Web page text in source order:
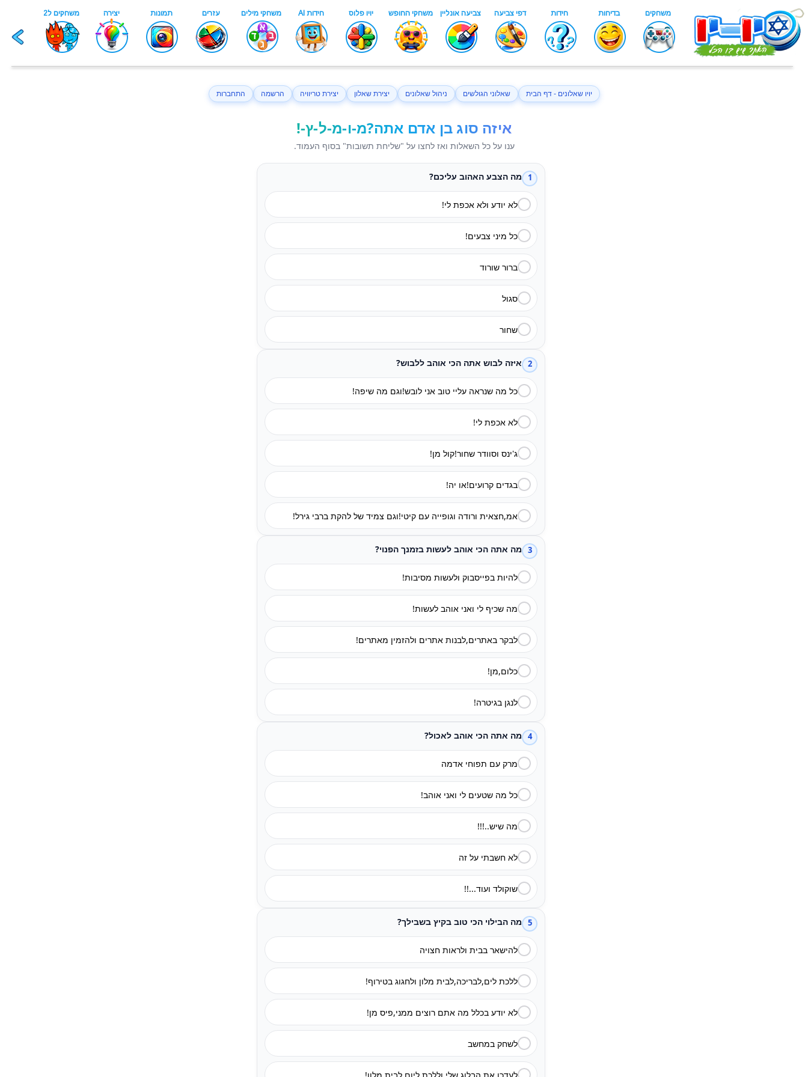
יויו שאלונים - דף הבית שאלוני הגולשים ניהול שאלונים יצירת שאלון יצירת טריוויה הרשמה התחברות
איזה סוג בן אדם אתה?מ-ו-מ-ל-ץ-!
ענו על כל השאלות ואז לחצו על "שליחת תשובות" בסוף העמוד.
1 מה הצבע האהוב עליכם?
לא יודע ולא אכפת לי!
כל מיני צבעים!
ברור שורוד
סגול
שחור
2 איזה לבוש אתה הכי אוהב ללבוש?
כל מה שנראה עליי טוב אני לובש!וגם מה שיפה!
לא אכפת לי!
ג'ינס וסוודר שחור!קול מן!
בגדים קרועים!או יה!
אמ,חצאית ורודה וגופייה עם קיטי!וגם צמיד של להקת ברבי גירל!
3 מה אתה הכי אוהב לעשות בזמנך הפנוי?
להיות בפייסבוק ולעשות מסיבות!
מה שכיף לי ואני אוהב לעשות!
לבקר באתרים,לבנות אתרים ולהזמין מאתרים!
כלום,מן!
לנגן בגיטרה!
4 מה אתה הכי אוהב לאכול?
מרק עם תפוחי אדמה
כל מה שטעים לי ואני אוהב!
מה שיש..!!!
לא חשבתי על זה
שוקולד ועוד...!!
5 מה הבילוי הכי טוב בקיץ בשבילך?
להישאר בבית ולראות חצויה
ללכת לים,לבריכה,לבית מלון ולחגוג בטירוף!
לא יודע בכלל מה אתם רוצים ממני,פיס מן!
לשחק במחשב
לעדכן את הבלוג שלי וללכת ליום לבית מלון!